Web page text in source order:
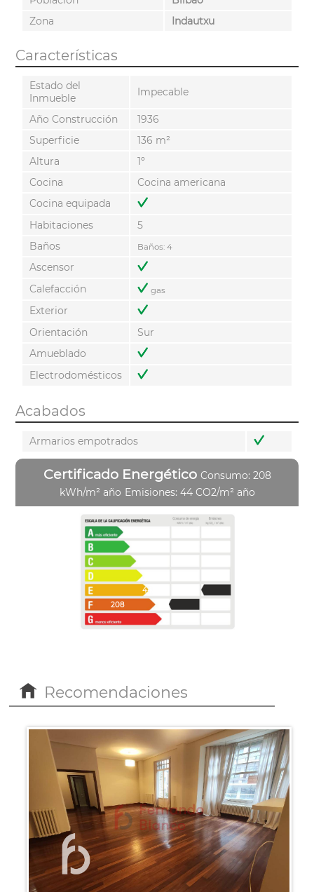
Zona
Indautxu
Características
Estado del
Inmueble
Impecable
Año Construcción
1936
Superficie
136 m²
Altura
1º
Cocina
Cocina americana
Cocina equipada
Habitaciones
5
Baños
Baños: 4
Ascensor
Calefacción
gas
Exterior
Orientación
Sur
Amueblado
Electrodomésticos
Acabados
Armarios empotrados
Certificado Energético Consumo: 208
kWh/m² año Emisiones: 44 CO2/m² año
208
44
Recomendaciones